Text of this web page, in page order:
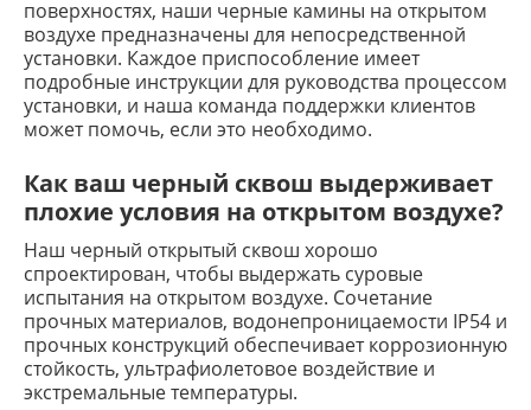
поверхностях, наши черные камины на открытом
воздухе предназначены для непосредственной
установки. Каждое приспособление имеет
подробные инструкции для руководства процессом
установки, и наша команда поддержки клиентов
может помочь, если это необходимо.
Как ваш черный сквош выдерживает
плохие условия на открытом воздухе?
Наш черный открытый сквош хорошо
спроектирован, чтобы выдержать суровые
испытания на открытом воздухе. Сочетание
прочных материалов, водонепроницаемости IP54 и
прочных конструкций обеспечивает коррозионную
стойкость, ультрафиолетовое воздействие и
экстремальные температуры.